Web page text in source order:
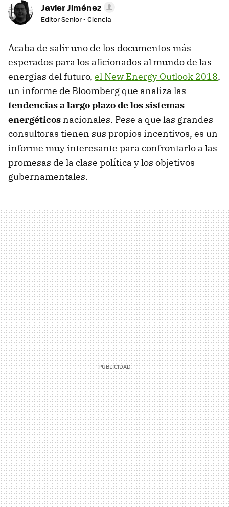
Javier Jiménez
Editor Senior - Ciencia
Acaba de salir uno de los documentos más
esperados para los aficionados al mundo de las
energías del futuro, el New Energy Outlook 2018,
un informe de Bloomberg que analiza las
tendencias a largo plazo de los sistemas
energéticos nacionales. Pese a que las grandes
consultoras tienen sus propios incentivos, es un
informe muy interesante para confrontarlo a las
promesas de la clase política y los objetivos
gubernamentales.